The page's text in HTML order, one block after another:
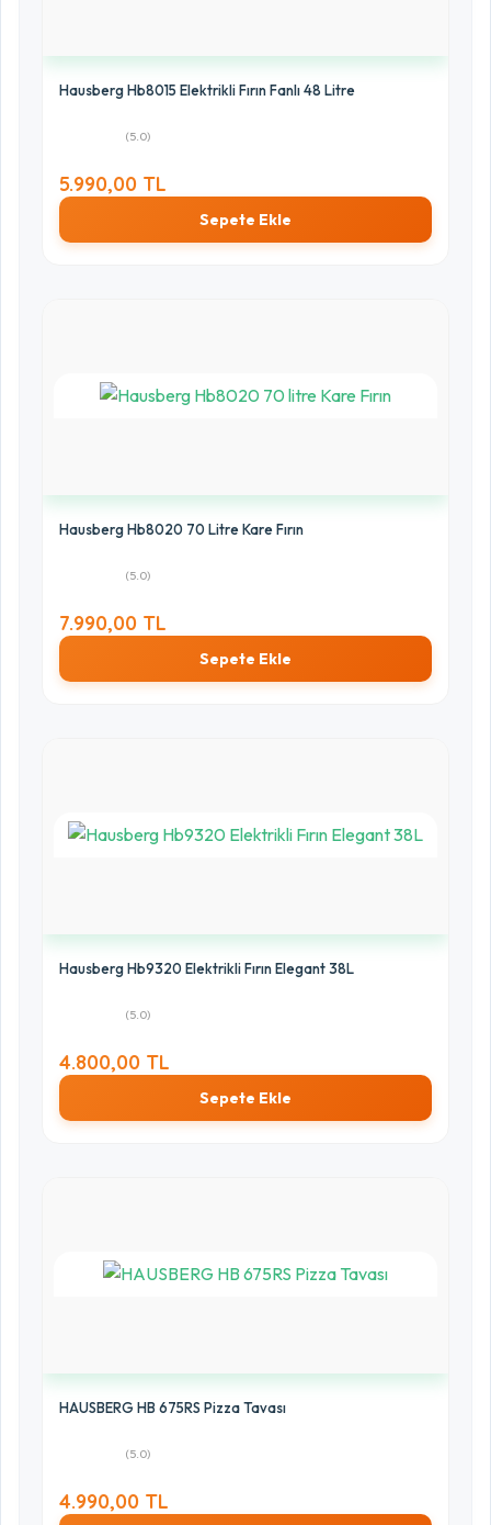
Hausberg Hb8015 Elektrikli Fırın Fanlı 48 Litre
(5.0)
5.990,00 TL
Sepete Ekle
Hausberg Hb8020 70 Litre Kare Fırın
(5.0)
7.990,00 TL
Sepete Ekle
Hausberg Hb9320 Elektrikli Fırın Elegant 38L
(5.0)
4.800,00 TL
Sepete Ekle
HAUSBERG HB 675RS Pizza Tavası
(5.0)
4.990,00 TL